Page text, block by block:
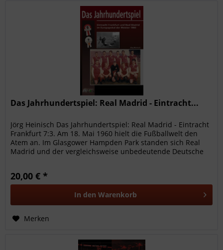
Das Jahrhundertspiel: Real Madrid - Eintracht...
Jörg Heinisch Das Jahrhundertspiel: Real Madrid - Eintracht
Frankfurt 7:3. Am 18. Mai 1960 hielt die Fußballwelt den
Atem an. Im Glasgower Hampden Park standen sich Real
Madrid und der vergleichsweise unbedeutende Deutsche
20,00 € *
In den Warenkorb
Merken